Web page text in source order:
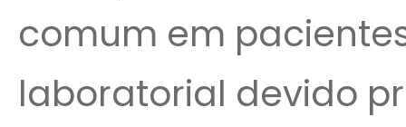
comum em
laboratorial devido